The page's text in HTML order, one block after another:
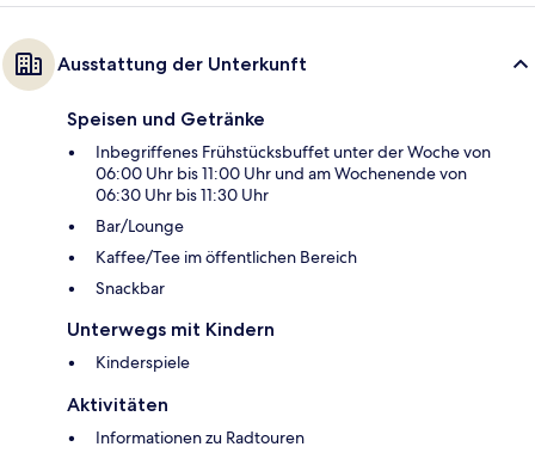
Ausstattung der Unterkunft
Speisen und Getränke
Inbegriffenes Frühstücksbuffet unter der Woche von
06:00 Uhr bis 11:00 Uhr und am Wochenende von
06:30 Uhr bis 11:30 Uhr
Bar/Lounge
Kaffee/Tee im öffentlichen Bereich
Snackbar
Unterwegs mit Kindern
Kinderspiele
Aktivitäten
Informationen zu Radtouren